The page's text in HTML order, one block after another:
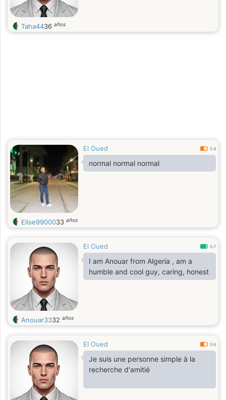
Taha4436 años
El Oued 0.4
normal normal normal
Elise9900033 años
El Oued 0.7
I am Anouar from Algeria , am a
humble and cool guy, caring, honest
Anouar3332 años
El Oued 0.6
Je suis une personne simple à la
recherche d'amitié